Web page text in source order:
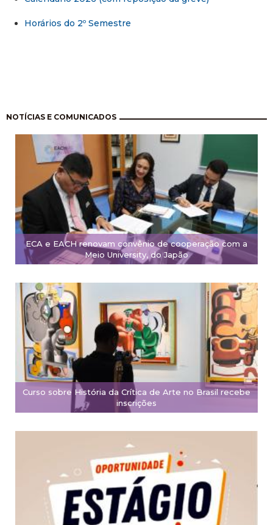
Horários do 2º Semestre
NOTÍCIAS E COMUNICADOS
ECA e EACH renovam convênio de cooperação com a
Meio University, do Japão
Curso sobre História da Crítica de Arte no Brasil recebe
inscrições
Paginação